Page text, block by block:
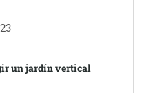
un jardín vertical